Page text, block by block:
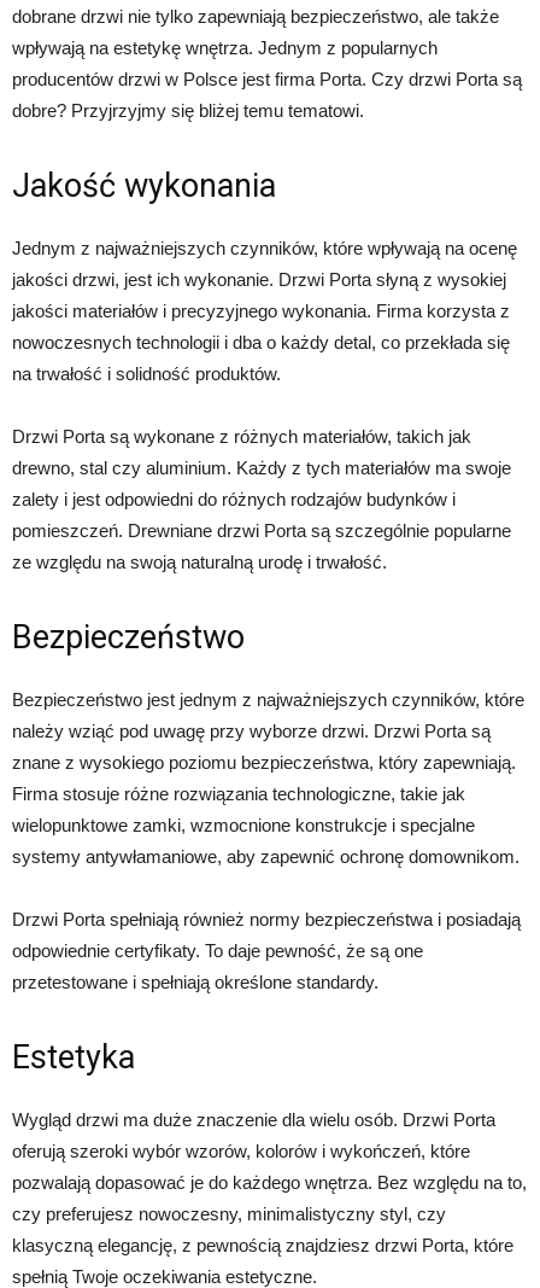
dobrane drzwi nie tylko zapewniają bezpieczeństwo, ale także
wpływają na estetykę wnętrza. Jednym z popularnych
producentów drzwi w Polsce jest firma Porta. Czy drzwi Porta są
dobre? Przyjrzyjmy się bliżej temu tematowi.
Jakość wykonania
Jednym z najważniejszych czynników, które wpływają na ocenę
jakości drzwi, jest ich wykonanie. Drzwi Porta słyną z wysokiej
jakości materiałów i precyzyjnego wykonania. Firma korzysta z
nowoczesnych technologii i dba o każdy detal, co przekłada się
na trwałość i solidność produktów.
Drzwi Porta są wykonane z różnych materiałów, takich jak
drewno, stal czy aluminium. Każdy z tych materiałów ma swoje
zalety i jest odpowiedni do różnych rodzajów budynków i
pomieszczeń. Drewniane drzwi Porta są szczególnie popularne
ze względu na swoją naturalną urodę i trwałość.
Bezpieczeństwo
Bezpieczeństwo jest jednym z najważniejszych czynników, które
należy wziąć pod uwagę przy wyborze drzwi. Drzwi Porta są
znane z wysokiego poziomu bezpieczeństwa, który zapewniają.
Firma stosuje różne rozwiązania technologiczne, takie jak
wielopunktowe zamki, wzmocnione konstrukcje i specjalne
systemy antywłamaniowe, aby zapewnić ochronę domownikom.
Drzwi Porta spełniają również normy bezpieczeństwa i posiadają
odpowiednie certyfikaty. To daje pewność, że są one
przetestowane i spełniają określone standardy.
Estetyka
Wygląd drzwi ma duże znaczenie dla wielu osób. Drzwi Porta
oferują szeroki wybór wzorów, kolorów i wykończeń, które
pozwalają dopasować je do każdego wnętrza. Bez względu na to,
czy preferujesz nowoczesny, minimalistyczny styl, czy
klasyczną elegancję, z pewnością znajdziesz drzwi Porta, które
spełnią Twoje oczekiwania estetyczne.